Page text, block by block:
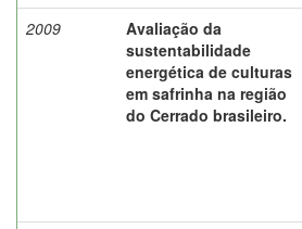
2009
Avaliação da
sustentabilidade
energética de culturas
em safrinha na região
do Cerrado brasileiro.